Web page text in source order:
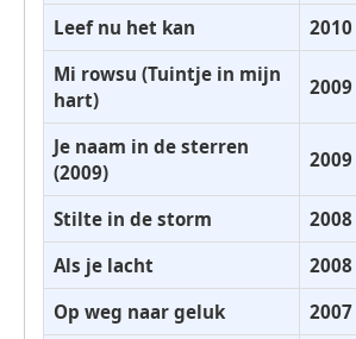
Leef nu het kan
2010
Mi rowsu (Tuintje in mijn
hart)
2009
Je naam in de sterren
(2009)
2009
Stilte in de storm 2008
Als je lacht
2008
Op weg naar geluk
2007